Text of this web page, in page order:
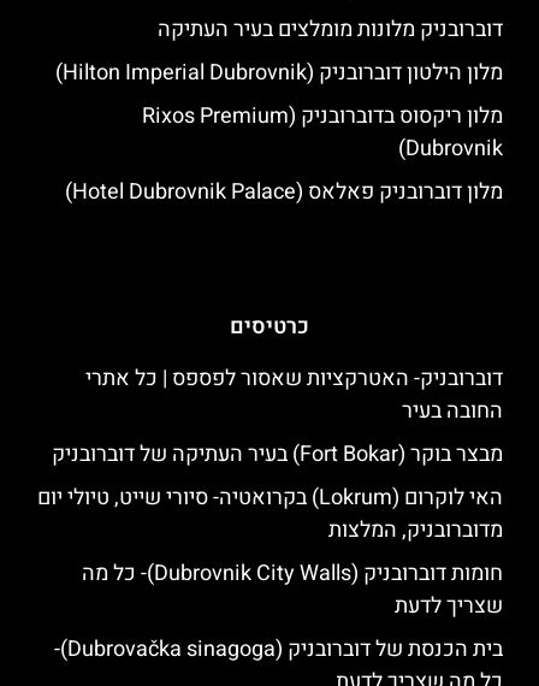
דוברובניק מלונות מומלצים בעיר העתיקה
מלון הילטון דוברובניק (Hilton Imperial Dubrovnik)
מלון ריקסוס בדוברובניק (Rixos Premium
Dubrovnik)
מלון דוברובניק פאלאס (Hotel Dubrovnik Palace)
כרטיסים
דוברובניק- האטרקציות שאסור לפספס | כל אתרי
החובה בעיר
מבצר בוקר (Fort Bokar) בעיר העתיקה של דוברובניק
האי לוקרום (Lokrum) בקרואטיה- סיורי שייט, טיולי יום
מדוברובניק, המלצות
חומות דוברובניק (Dubrovnik City Walls)- כל מה
שצריך לדעת
בית הכנסת של דוברובניק (Dubrovačka sinagoga)-